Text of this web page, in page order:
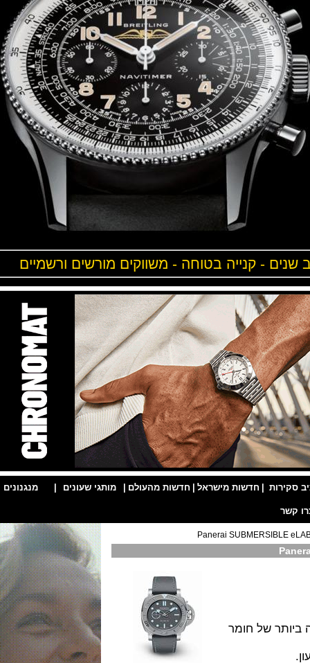
- קנייה בטוחה - משווקים מורשים ורשמיים
| חדשות מישראל | חדשות מהעולם | מותגי שעונים | מנגנונים |
של חומר